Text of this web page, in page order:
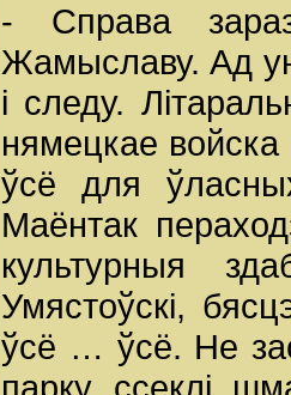
- Справа
Жамыславу. Ад
і следу.
нямецкае войска
ўсё для
Маёнтак
культурныя
Умястоўскі,
ўсё … ўсё. Не